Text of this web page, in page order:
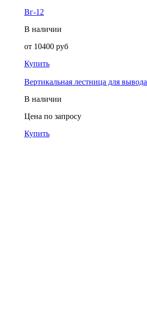
Вг-12
В наличии
от 10400 руб
Купить
Вертикальная лестница для
В наличии
Цена по запросу
Купить